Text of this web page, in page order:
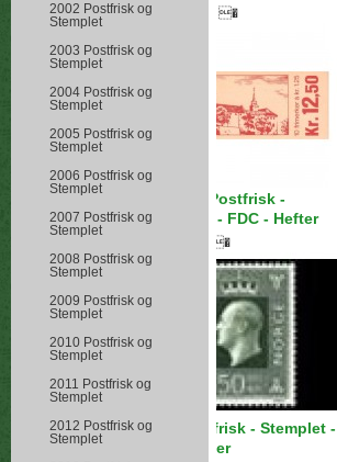
2002 Postfrisk og
Stemplet
2003 Postfrisk og
Stemplet
2004 Postfrisk og
Stemplet
2005 Postfrisk og
Stemplet
2006 Postfrisk og
Stemplet
2007 Postfrisk og
Stemplet
2008 Postfrisk og
Stemplet
2009 Postfrisk og
Stemplet
2010 Postfrisk og
Stemplet
2011 Postfrisk og
Stemplet
2012 Postfrisk og
Stemplet
Hygieneiv> �
1977/78 Postfrisk -
Stemplet - FDC - Hefter
Hygieneiv> �
1983 Postfrisk - Stemplet -
FDC - Hefter